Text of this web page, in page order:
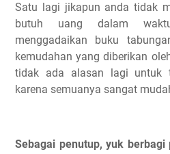
Satu lagi jikapun anda tidak
butuh uang dalam
menggadaikan buku
kemudahan yang diberikan
tidak ada alasan lagi untuk
karena semuanya sangat
Sebagai penutup, yuk